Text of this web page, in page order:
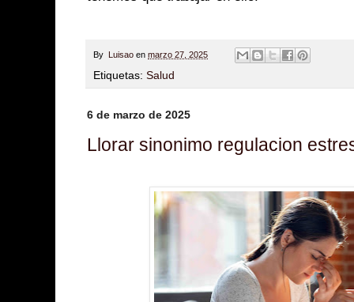
By Luisao en marzo 27, 2025
Etiquetas: Salud
6 de marzo de 2025
Llorar sinonimo regulacion